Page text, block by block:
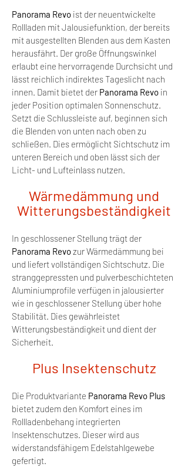
Panorama Revo ist der neuentwickelte
Rollladen mit Jalousiefunktion, der bereits
mit ausgestellten Blenden aus dem Kasten
herausfährt. Der große Öffnungswinkel
erlaubt eine hervorragende Durchsicht und
lässt reichlich indirektes Tageslicht nach
innen. Damit bietet der Panorama Revo in
jeder Position optimalen Sonnenschutz.
Setzt die Schlussleiste auf, beginnen sich
die Blenden von unten nach oben zu
schließen. Dies ermöglicht Sichtschutz im
unteren Bereich und oben lässt sich der
Licht- und Lufteinlass nutzen.
Wärmedämmung und
Witterungsbeständigkeit
In geschlossener Stellung trägt der
Panorama Revozur Wärmedämmung bei
und liefert vollständigen Sichtschutz. Die
stranggepressten und pulverbeschichteten
Aluminiumprofile verfügen in jalousierter
wie in geschlossener Stellung über hohe
Stabilität. Dies gewährleistet
Witterungsbeständigkeit und dient der
Sicherheit.
Plus Insektenschutz
Die Produktvariante Panorama Revo Plus
bietet zudem den Komfort eines im
Rollladenbehang integrierten
Insektenschutzes. Dieser wird aus
widerstandsfähigem Edelstahlgewebe
gefertigt.